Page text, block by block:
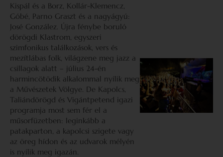
Kispál és a Borz, Kollár-Klemencz,
Góbé, Parno Graszt és a nagyágyú:
José González. Újra fénybe boruló
dörögdi Klastrom, egyszeri
szimfonikus találkozások, vers és
mezítlábas folk, világzene meg jazz a
csillagok alatt – július 24-én
harmincötödik alkalommal nyílik meg
a Művészetek Völgye. De Kapolcs,
Taliándörögd és Vigántpetend igazi
programja most sem fér el a
műsorfüzetben: leginkább a
patakparton, a kapolcsi szigete vagy
az öreg hídon és az udvarok mélyén
is nyílik meg igazán.